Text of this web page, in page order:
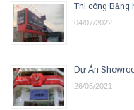
Thi công Bảng
04/07/2022
Dự Án
26/05/2021